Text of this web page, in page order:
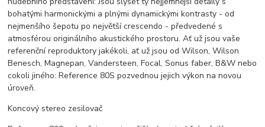
bohatými harmonickými a plnými dynamickými kontrasty - od
nejmenšího šepotu po největší crescendo - předvedené s
atmosférou originálního akustického prostoru. Ať už jsou vaše
referenční reproduktory jakékoli, ať už jsou od Wilson, Wilson
Benesch, Magnepan, Vandersteen, Focal, Sonus faber, B&W nebo
cokoli jiného: Reference 80S pozvednou jejich výkon na novou
úroveň.
Koncový stereo zesilovač